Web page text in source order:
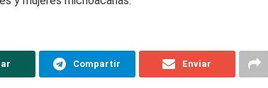
Compartir Enviar